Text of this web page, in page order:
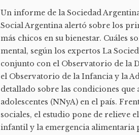
Un informe de la Sociedad
Social Argentina alertó sobre los
más chicos en su bienestar. Cuáles
mental, según los expertos La
conjunto con el Observatorio de la
el Observatorio de la Infancia y la
detallado sobre las condiciones que
adolescentes (NNyA) en el país.
sociales, el estudio pone de relieve
infantil y la emergencia alimentaria